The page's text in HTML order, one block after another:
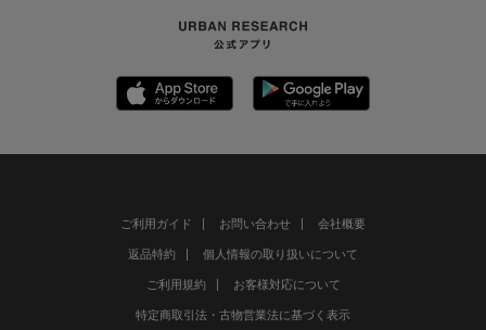
ご利用ガイド お問い合わせ 会社概要
返品特約 個人情報の取り扱いについて
ご利用規約 お客様対応について
特定商取引法・古物営業法に基づく表示